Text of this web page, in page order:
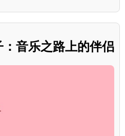
音乐之路上的伴侣